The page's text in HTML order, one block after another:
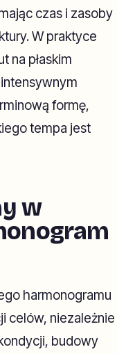
czas i zasoby
W praktyce
na płaskim
formę,
tempa jest
w
harmonogramu
celów, niezależnie
budowy